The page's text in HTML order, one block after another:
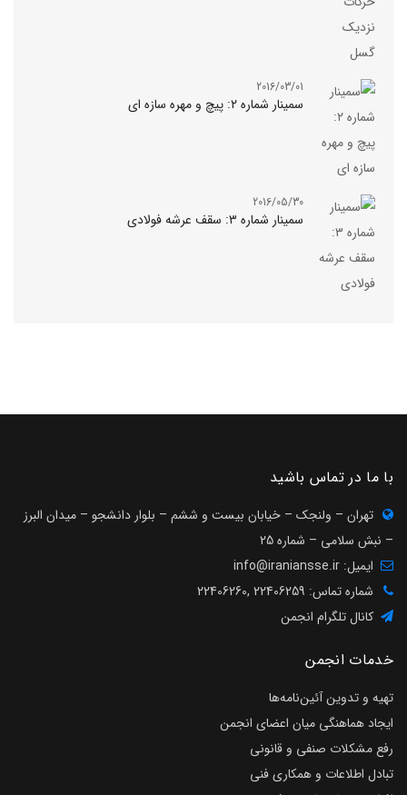
2016/03/01
سمینار شماره ۲: پیچ و مهره سازه ای
2016/05/30
سمینار شماره ۳: سقف عرشه فولادی
با ما در تماس باشید
تهران – ولنجک – خیابان بیست و ششم – بلوار دانشجو – میدان البرز
– نبش سلامی – شماره 25
ایمیل: info@iraniansse.ir
شماره تماس: 22406259 ,22406260
کانال تلگرام انجمن
خدمات انجمن
تهیه و تدوین آئین‌نامه‌ها
ایجاد هماهنگی میان اعضای انجمن
رفع مشکلات صنفی و قانونی
تبادل اطلاعات و همکاری فنی